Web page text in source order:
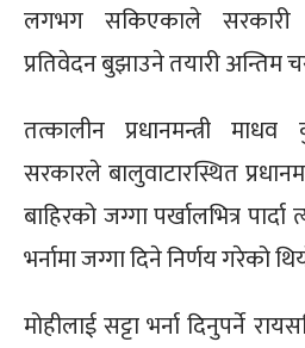
लगभग सकिएकाले सरकारी
प्रतिवेदन बुझाउने तयारी अन्तिम
तत्कालीन प्रधानमन्त्री
सरकारले बालुवाटारस्थित
बाहिरको जग्गा पर्खालभित्र
भर्नामा जग्गा दिने निर्णय गरेको
मोहीलाई सट्टा भर्ना दिनुपर्ने